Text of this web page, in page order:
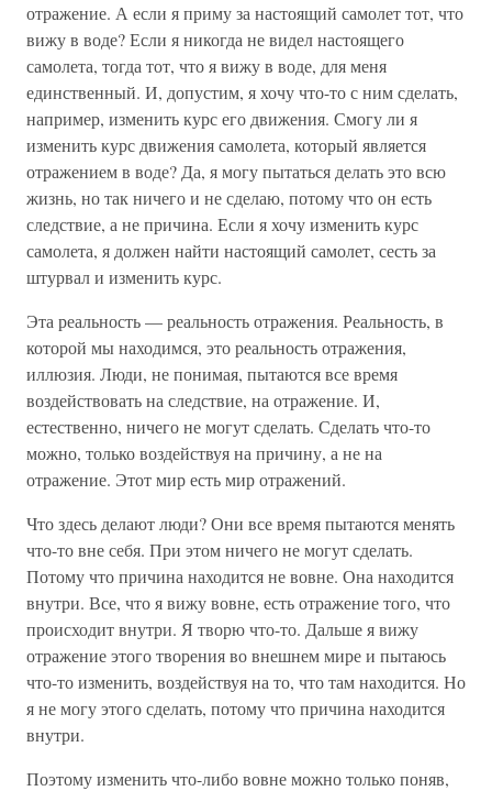
отражение. А если я приму за настоящий самолет тот, что
вижу в воде? Если я никогда не видел настоящего
самолета, тогда тот, что я вижу в воде, для меня
единственный. И, допустим, я хочу что-то с ним сделать,
например, изменить курс его движения. Смогу ли я
изменить курс движения самолета, который является
отражением в воде? Да, я могу пытаться делать это всю
жизнь, но так ничего и не сделаю, потому что он есть
следствие, а не причина. Если я хочу изменить курс
самолета, я должен найти настоящий самолет, сесть за
штурвал и изменить курс.
Эта реальность — реальность отражения. Реальность, в
которой мы находимся, это реальность отражения,
иллюзия. Люди, не понимая, пытаются все время
воздействовать на следствие, на отражение. И,
естественно, ничего не могут сделать. Сделать что-то
можно, только воздействуя на причину, а не на
отражение. Этот мир есть мир отражений.
Что здесь делают люди? Они все время пытаются менять
что-то вне себя. При этом ничего не могут сделать.
Потому что причина находится не вовне. Она находится
внутри. Все, что я вижу вовне, есть отражение того, что
происходит внутри. Я творю что-то. Дальше я вижу
отражение этого творения во внешнем мире и пытаюсь
что-то изменить, воздействуя на то, что там находится. Но
я не могу этого сделать, потому что причина находится
внутри.
Поэтому изменить что-либо вовне можно только поняв,